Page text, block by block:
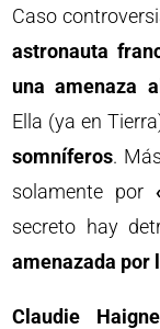
Caso
astronauta
una amenaza
Ella (ya en
somníferos.
solamente por
secreto hay
amenazada por
Claudie